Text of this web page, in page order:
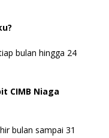
bulan hingga 24
CIMB Niaga
bulan sampai 31